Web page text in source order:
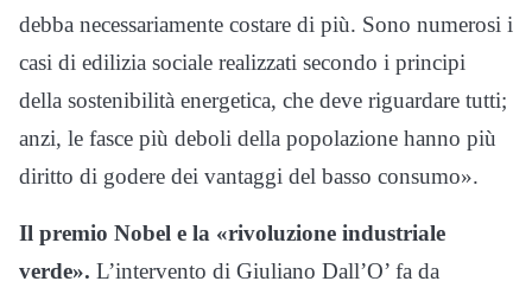
debba necessariamente costare di più. Sono numerosi i
casi di edilizia sociale realizzati secondo i principi
della sostenibilità energetica, che deve riguardare tutti;
anzi, le fasce più deboli della popolazione hanno più
diritto di godere dei vantaggi del basso consumo».
Il premio Nobel e la «rivoluzione industriale
verde». L’intervento di Giuliano Dall’O’ fa da